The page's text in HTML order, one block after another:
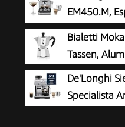
EM450.M,
Vollmetallgehäuse, 15
Edelstahl/Metall
Bialetti
Tassen,
De'Longhi
Specialista